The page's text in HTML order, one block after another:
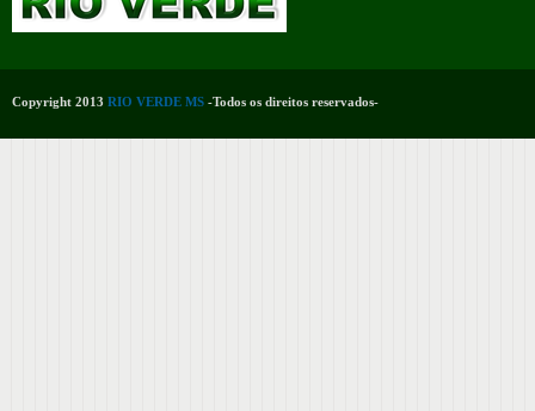
Copyright 2013 RIO VERDE MS -Todos os direitos reservados-